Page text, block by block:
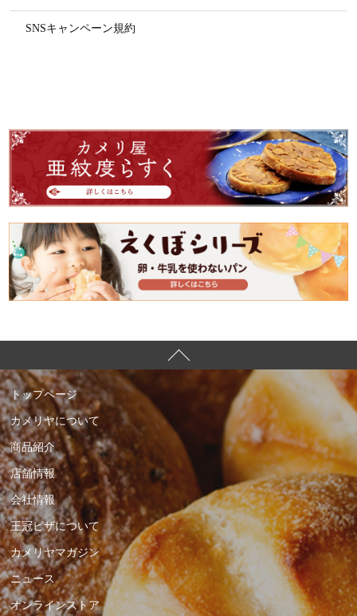
SNSキャンペーン規約
トップページ
カメリヤについて
商品紹介
店舗情報
会社情報
王冠ピザについて
カメリヤマガジン
ニュース
オンラインストア